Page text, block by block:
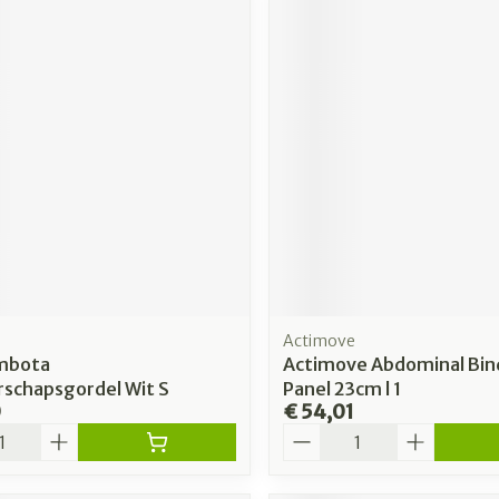
Wit S
Actimove
Actimove Abdominal
Panel 23cm l 1
€ 54,01